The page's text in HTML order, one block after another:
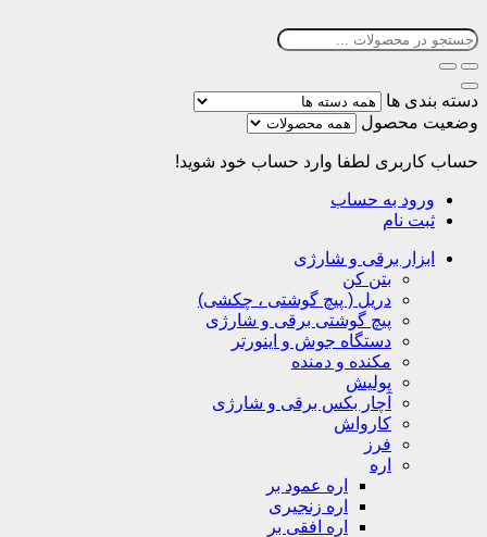
دسته بندی ها
وضعیت محصول
حساب کاربری لطفا وارد حساب خود شوید!
ورود به حساب
ثبت نام
ابزار برقی و شارژی
بتن کن
دریل ( پیچ گوشتی ، چکشی)
پیچ گوشتی برقی و شارژی
دستگاه جوش و اینورتر
مکنده و دمنده
پولیش
آچار بکس برقی و شارژی
کارواش
فرز
اره
اره عمود بر
اره زنجیری
اره افقی بر